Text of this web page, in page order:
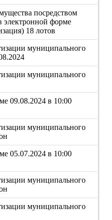
посредством
электронной форме
18 лотов
муниципального
муниципального
09.08.2024 в 10:00
муниципального
05.07.2024 в 10:00
муниципального
муниципального